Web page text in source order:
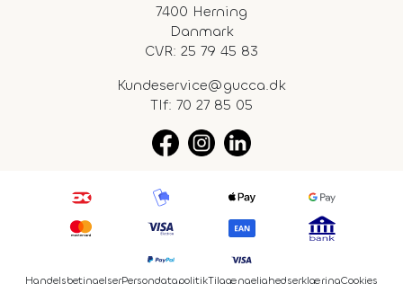
7400 Herning
Danmark
CVR: 25 79 45 83
Kundeservice@gucca.dk
Tlf: 70 27 85 05
HandelsbetingelserPersondatapolitikTilgængelighedserklæringCookies